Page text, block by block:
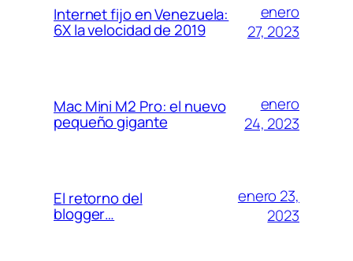
Internet fijo en Venezuela:
6X la velocidad de 2019
enero
27, 2023
Mac Mini M2 Pro: el nuevo
pequeño gigante
enero
24, 2023
El retorno del
blogger…
enero 23,
2023